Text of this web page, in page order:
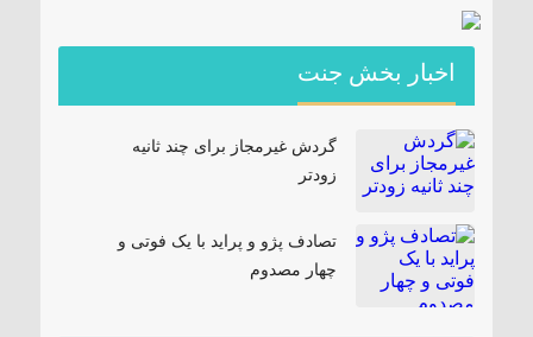
اخبار بخش جنت
گردش غیرمجاز برای چند ثانیه
زودتر
تصادف پژو و پراید با یک فوتی و
چهار مصدوم